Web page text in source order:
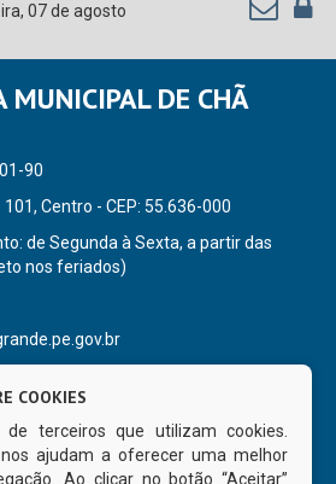
, 07 de agosto
MUNICIPAL DE CHÃ
90
Centro - CEP: 55.636-000
de Segunda à Sexta, a partir das
nos feriados)
FAN PAGE
COOKIES
de terceiros que utilizam cookies.
ajudam a oferecer uma melhor
Ao clicar no botão “Aceitar”